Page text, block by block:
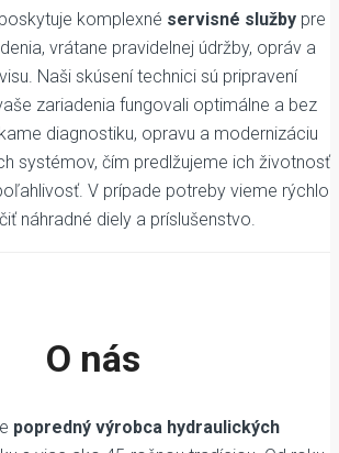
komplexné servisné službypre
vrátane pravidelnej údržby, opráv a
Naši skúsení technici sú pripravení
zariadenia fungovali optimálne a bez
diagnostiku, opravu a modernizáciu
systémov, čím predlžujeme ich životnosť
V prípade potreby vieme rýchlo
náhradné diely a príslušenstvo.
O nás
popredný výrobca hydraulických